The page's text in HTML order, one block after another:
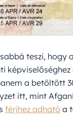
teszi, hogy
képviselőséghez
a betöltött
itt, mint
férjhez adható a